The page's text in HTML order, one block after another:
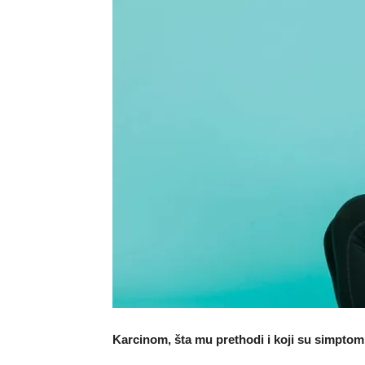
Karcinom, šta mu prethodi i koji su